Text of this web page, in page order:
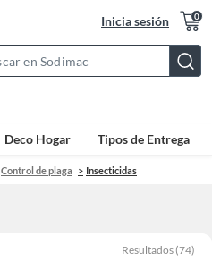
Inicia sesión 0
Bar
Deco Hogar Tipos de Entrega
Control de plaga Insecticidas
Resultados (74)